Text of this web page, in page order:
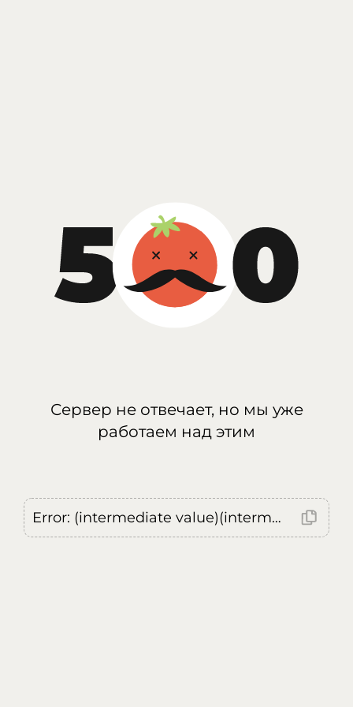
Сервер не отвечает, но мы уже
работаем над этим
Error: (intermediate value)(intermediate value)(intermediate value).replaceAll is not a function